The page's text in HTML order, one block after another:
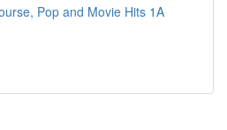
Pop and Movie Hits 1A